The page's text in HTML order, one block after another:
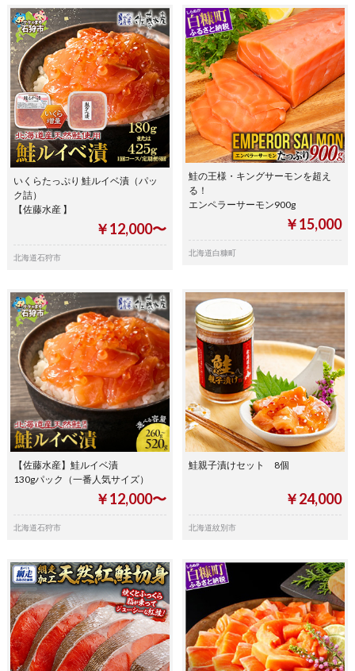
いくらたっぷり 鮭ルイベ漬（パッ
ク詰）
【佐藤水産 】
￥12,000〜
北海道石狩市
鮭の王様・キングサーモンを超え
る！
エンペラーサーモン900g
￥15,000
北海道白糠町
【佐藤水産】鮭ルイベ漬
130gパック（一番人気サイズ）
￥12,000〜
北海道石狩市
鮭親子漬けセット 8個
￥24,000
北海道紋別市